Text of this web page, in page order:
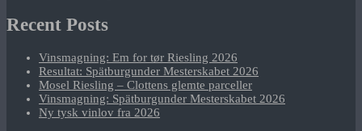
Recent Posts
Vinsmagning: Em for tør Riesling 2026
Resultat: Spätburgunder Mesterskabet 2026
Mosel Riesling – Clottens glemte parceller
Vinsmagning: Spätburgunder Mesterskabet 2026
Ny tysk vinlov fra 2026